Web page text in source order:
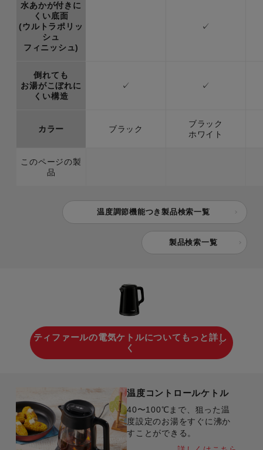
水あかが付きに
くい底面
(ウルトラポリッ
シュ
フィニッシュ)
✓
倒れても
お湯がこぼれに
くい構造
✓ ✓
カラー ブラック
ブラック
ホワイト
このページの製
品
温度調節機能つき製品検索一覧
製品検索一覧
ティファールの電気ケトルについてもっと詳し
く
温度コントロールケトル
40〜100℃まで、狙った温
度設定のお湯をすぐに沸か
すことができる。